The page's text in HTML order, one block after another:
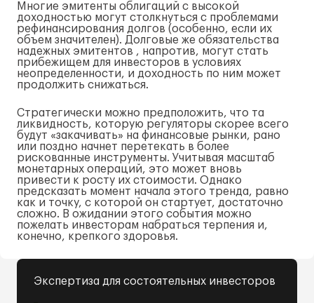
Многие эмитенты облигаций с высокой
доходностью могут столкнуться с проблемами
рефинансирования долгов (особенно, если их
объем значителен). Долговые же обязательства
надежных эмитентов , напротив, могут стать
прибежищем для инвесторов в условиях
неопределенности, и доходность по ним может
продолжить снижаться.
Стратегически можно предположить, что та
ликвидность, которую регуляторы скорее всего
будут «закачивать» на финансовые рынки, рано
или поздно начнет перетекать в более
рискованные инструменты. Учитывая масштаб
монетарных операций, это может вновь
привести к росту их стоимости. Однако
предсказать момент начала этого тренда, равно
как и точку, с которой он стартует, достаточно
сложно. В ожидании этого события можно
пожелать инвесторам набраться терпения и,
конечно, крепкого здоровья.
Экспертиза для состоятельных инвесторов